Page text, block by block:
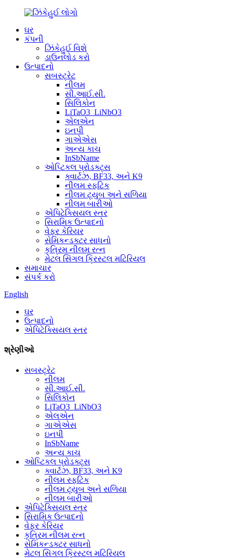
ઘર
કંપની
ઝિંકેહુઈ વિશે
ડાઉનલોડ કરો
ઉત્પાદનો
સબસ્ટ્રેટ
નીલમ
સી.આઈ.સી.
સિલિકોન
LiTaO3_LiNbO3
એલએન
ઇનપી
ગાએએસ
અન્ય કાચ
InSbName
ઓપ્ટિકલ પ્રોડક્ટ્સ
ક્વાર્ટઝ, BF33, અને K9
નીલમ સ્ફટિક
નીલમ ટ્યુબ અને સળિયા
નીલમ બારીઓ
એપિટેક્સિયલ સ્તર
સિરામિક ઉત્પાદનો
વેફર કેરિયર
સેમિકન્ડક્ટર સાધનો
કૃત્રિમ નીલમ રત્ન
મેટલ સિંગલ ક્રિસ્ટલ મટિરિયલ
સમાચાર
સંપર્ક કરો
English
ઘર
ઉત્પાદનો
એપિટેક્સિયલ સ્તર
શ્રેણીઓ
સબસ્ટ્રેટ
નીલમ
સી.આઈ.સી.
સિલિકોન
LiTaO3_LiNbO3
એલએન
ગાએએસ
ઇનપી
InSbName
અન્ય કાચ
ઓપ્ટિકલ પ્રોડક્ટ્સ
ક્વાર્ટઝ, BF33, અને K9
નીલમ સ્ફટિક
નીલમ ટ્યુબ અને સળિયા
નીલમ બારીઓ
એપિટેક્સિયલ સ્તર
સિરામિક ઉત્પાદનો
વેફર કેરિયર
કૃત્રિમ નીલમ રત્ન
સેમિકન્ડક્ટર સાધનો
મેટલ સિંગલ ક્રિસ્ટલ મટિરિયલ